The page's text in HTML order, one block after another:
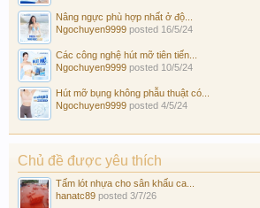
Nâng ngực phù hợp nhất ở độ...
Ngochuyen9999 posted 16/5/24
Các công nghệ hút mỡ tiên tiến...
Ngochuyen9999 posted 10/5/24
Hút mỡ bụng không phẫu thuật có...
Ngochuyen9999 posted 4/5/24
Chủ đề được yêu thích
Tấm lót nhựa cho sân khấu ca...
hanatc89 posted 3/7/26